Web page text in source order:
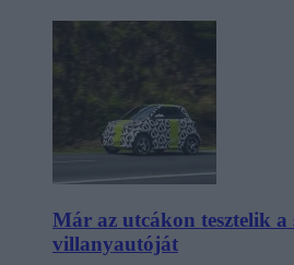
Már az utcákon tesztelik a
villanyautóját